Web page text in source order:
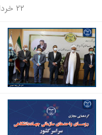
۲۲ خرداد ۱۴۰۰